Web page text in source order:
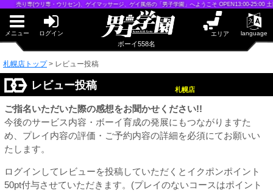
売り専(ウリ専・ウリセン)、ゲイマッサージ、ゲイ風俗の「男子学園」へようこそ OPEN13:00-25:00 土
札幌店
メニュー ログイン エリア language
ボーイ558名
サテライト大宮
PUA柏
PUA'赤羽
PUA四日市
PUA津
×閉じる
PUA和歌山
PUA奈良
PUA加古川
PUA姫路
×閉じる
PUA鹿児島
×閉じる
札幌店トップ> レビュー投稿
レビュー投稿
ご指名いただいた際の感想をお聞かせください!!
今後のサービス内容・ボーイ育成の発展にもつながりますた
め、プレイ内容の評価・ご予約内容の詳細を必須にてお願いい
たします。
ログインしてレビューを投稿していただくとイクポンポイント
50pt付与させていただきます。(プレイのないコースはポイント